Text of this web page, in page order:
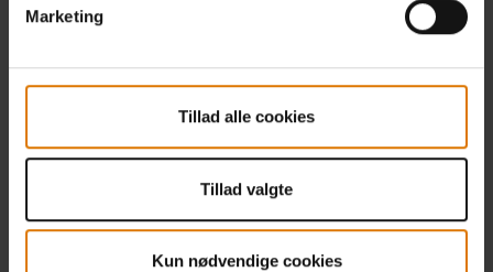
Marketing
Tillad alle cookies
Tillad valgte
Kun nødvendige cookies